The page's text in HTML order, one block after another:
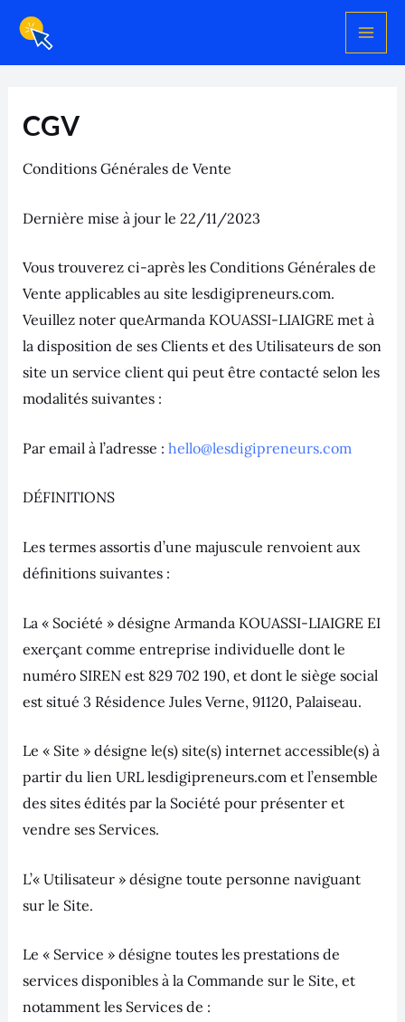
Aller
contenu
CGV
Conditions Générales de Vente
Dernière mise à jour le 22/11/2023
Vous trouverez ci-après les Conditions Générales de
Vente applicables au site lesdigipreneurs.com.
Veuillez noter queArmanda KOUASSI-LIAIGRE met à
la disposition de ses Clients et des Utilisateurs de son
site un service client qui peut être contacté selon les
modalités suivantes :
Par email à l’adresse : hello@lesdigipreneurs.com
DÉFINITIONS
Les termes assortis d’une majuscule renvoient aux
définitions suivantes :
La « Société » désigne Armanda KOUASSI-LIAIGRE EI
exerçant comme entreprise individuelle dont le
numéro SIREN est 829 702 190, et dont le siège social
est situé 3 Résidence Jules Verne, 91120, Palaiseau.
Le « Site » désigne le(s) site(s) internet accessible(s) à
partir du lien URL lesdigipreneurs.com et l’ensemble
des sites édités par la Société pour présenter et
vendre ses Services.
L’« Utilisateur » désigne toute personne naviguant
sur le Site.
Le « Service » désigne toutes les prestations de
services disponibles à la Commande sur le Site, et
notamment les Services de :